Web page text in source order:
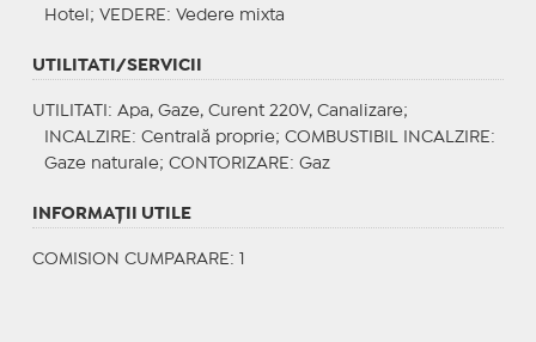
Hotel; VEDERE : Vedere mixta
UTILITATI/SERVICII
UTILITATI : Apa, Gaze, Curent 220V, Canalizare;
INCALZIRE : Centrală proprie; COMBUSTIBIL INCALZIRE :
Gaze naturale; CONTORIZARE : Gaz
INFORMAŢII UTILE
COMISION CUMPARARE: 1